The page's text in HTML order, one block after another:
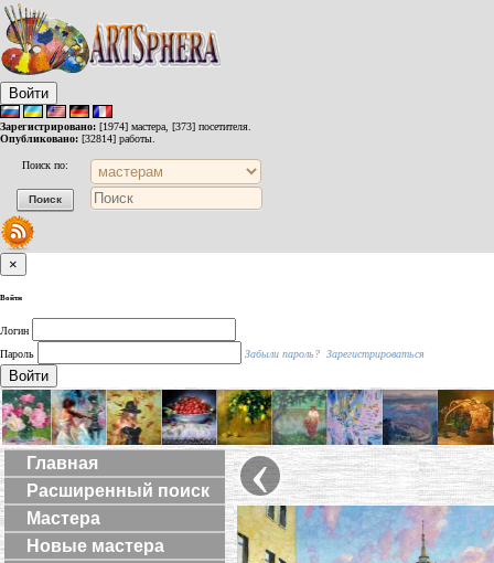
Войти
Зарегистрировано: [1974] мастера, [373] посетителя.
Опубликовано: [32814] работы.
Поиск по:
×
Войти
Логин
Пароль
Забыли пароль? Зарегистрироваться
Войти
Главная
Расширенный поиск
Мастера
Новые мастера
‹